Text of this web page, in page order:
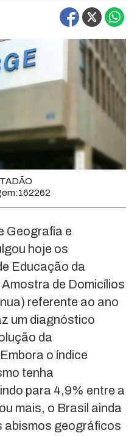
Geografia e
hoje os
Educação da
de Domicílios
referente ao ano
um diagnóstico
da
o índice
tenha
para 4,9% entre a
mais, o Brasil ainda
abismos geográficos